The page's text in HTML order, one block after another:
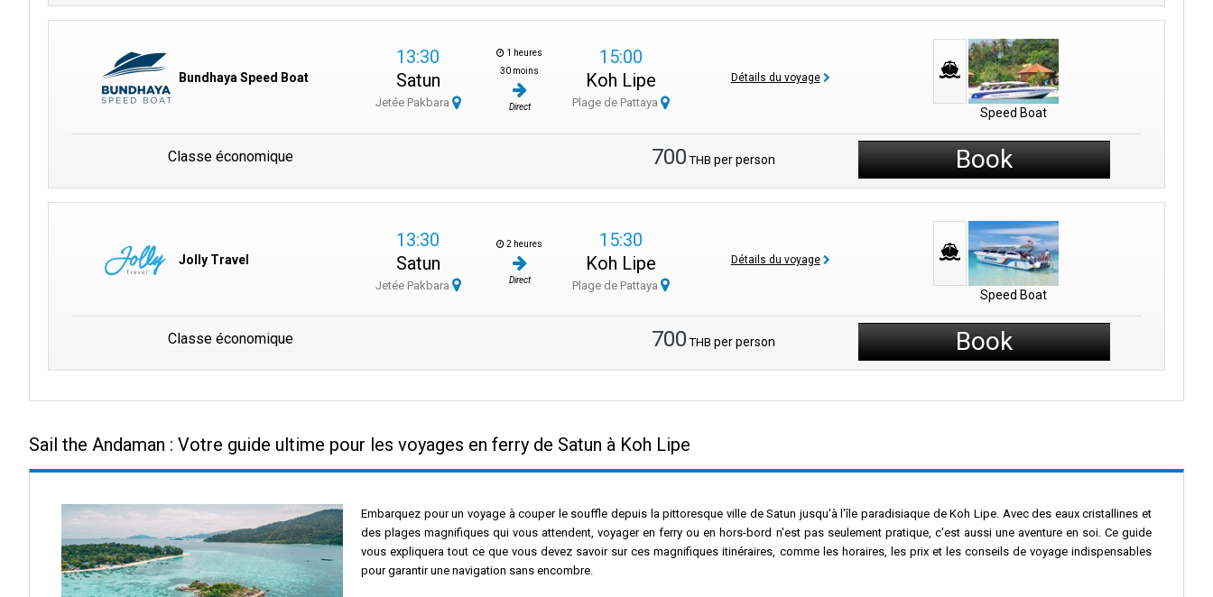
Bundhaya Speed Boat
13:30
Satun
Jetée Pakbara
1 heures
30 moins
Direct
15:00
Koh Lipe
Plage de Pattaya
Détails du voyage
Speed Boat
Classe économique 700 THB per person Book
Jolly Travel
13:30
Satun
Jetée Pakbara
2 heures
Direct
15:30
Koh Lipe
Plage de Pattaya
Détails du voyage
Speed Boat
Classe économique 700 THB per person Book
Sail the Andaman : Votre guide ultime pour les voyages en ferry de Satun à Koh Lipe
Embarquez pour un voyage à couper le souffle depuis la pittoresque ville de Satun jusqu'à l'île paradisiaque de Koh Lipe. Avec des eaux cristallines et
des plages magnifiques qui vous attendent, voyager en ferry ou en hors-bord n'est pas seulement pratique, c'est aussi une aventure en soi. Ce guide
vous expliquera tout ce que vous devez savoir sur ces magnifiques itinéraires, comme les horaires, les prix et les conseils de voyage indispensables
pour garantir une navigation sans encombre.